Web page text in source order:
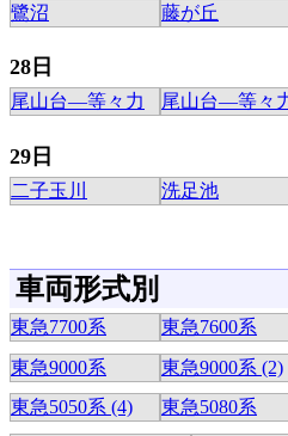
鷺沼 藤が丘
28日
尾山台―等々力 尾山台―等々
29日
二子玉川 洗足池
車両形式別
東急7700系 東急7600系
東急9000系
東急9000系 (2)
東急5050系 (4)
東急5080系